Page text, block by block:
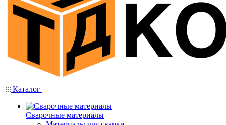
Каталог
Сварочные материалы